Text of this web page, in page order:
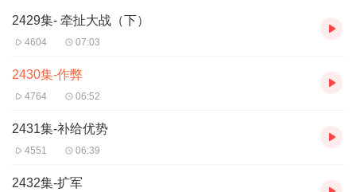
2429集- 牵扯大战（下）
4604 07:03
2430集-作弊
4764 06:52
2431集-补给优势
4551 06:39
2432集-扩军